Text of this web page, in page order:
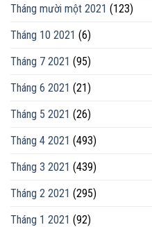
Tháng mười một 2021 (123)
Tháng 10 2021 (6)
Tháng 7 2021 (95)
Tháng 6 2021 (21)
Tháng 5 2021 (26)
Tháng 4 2021 (493)
Tháng 3 2021 (439)
Tháng 2 2021 (295)
Tháng 1 2021 (92)